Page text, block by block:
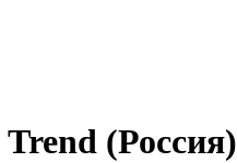
(Россия)